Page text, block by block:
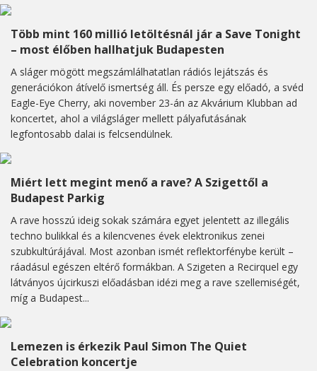
Több mint 160 millió letöltésnál jár a Save Tonight
– most élőben hallhatjuk Budapesten
A sláger mögött megszámlálhatatlan rádiós lejátszás és
generációkon átívelő ismertség áll. És persze egy előadó, a svéd
Eagle-Eye Cherry, aki november 23-án az Akvárium Klubban ad
koncertet, ahol a világsláger mellett pályafutásának
legfontosabb dalai is felcsendülnek.
Miért lett megint menő a rave? A Szigettől a
Budapest Parkig
A rave hosszú ideig sokak számára egyet jelentett az illegális
techno bulikkal és a kilencvenes évek elektronikus zenei
szubkultúrájával. Most azonban ismét reflektorfénybe került –
ráadásul egészen eltérő formákban. A Szigeten a Recirquel egy
látványos újcirkuszi előadásban idézi meg a rave szellemiségét,
míg a Budapest...
Lemezen is érkezik Paul Simon The Quiet
Celebration koncertje